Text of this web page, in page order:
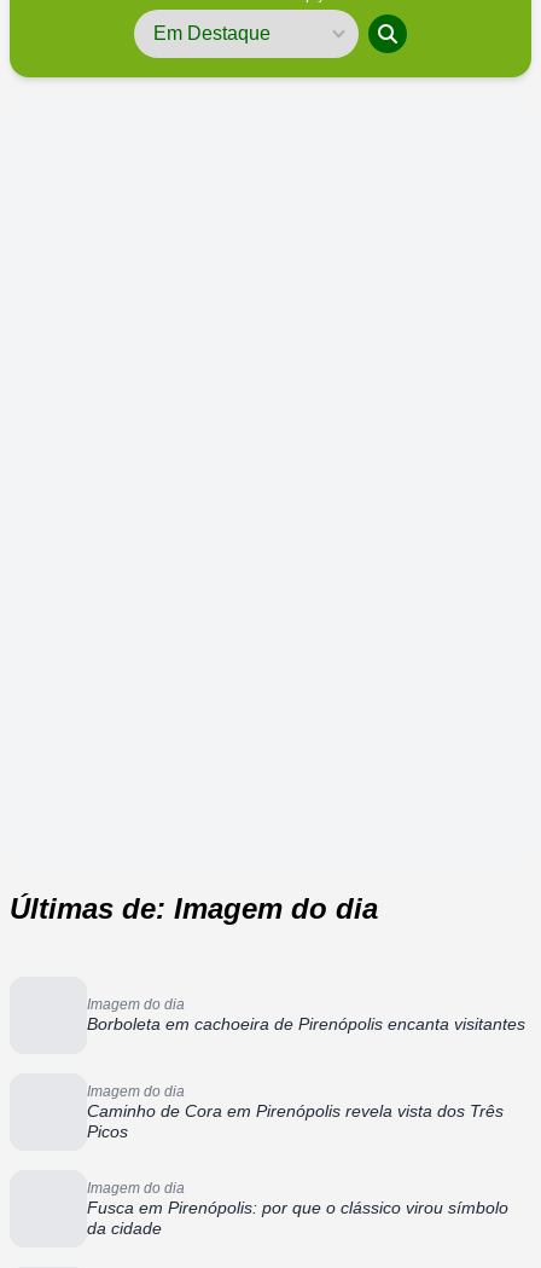
Últimas de: Imagem do dia
Imagem do dia
Borboleta em cachoeira de Pirenópolis encanta visitantes
Imagem do dia
Caminho de Cora em Pirenópolis revela vista dos Três
Picos
Imagem do dia
Fusca em Pirenópolis: por que o clássico virou símbolo
da cidade